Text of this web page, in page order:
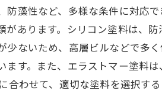
防藻性など、多様な条件に対応
あります。シリコン塗料は、
少ないため、高層ビルなどで多
ます。また、エラストマー塗料
合わせて、適切な塗料を選択